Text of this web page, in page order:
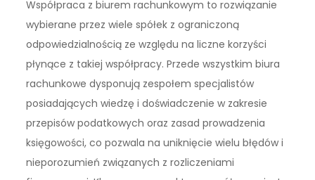
Współpraca z biurem rachunkowym to rozwiązanie
wybierane przez wiele spółek z ograniczoną
odpowiedzialnością ze względu na liczne korzyści
płynące z takiej współpracy. Przede wszystkim biura
rachunkowe dysponują zespołem specjalistów
posiadających wiedzę i doświadczenie w zakresie
przepisów podatkowych oraz zasad prowadzenia
księgowości, co pozwala na uniknięcie wielu błędów i
nieporozumień związanych z rozliczeniami